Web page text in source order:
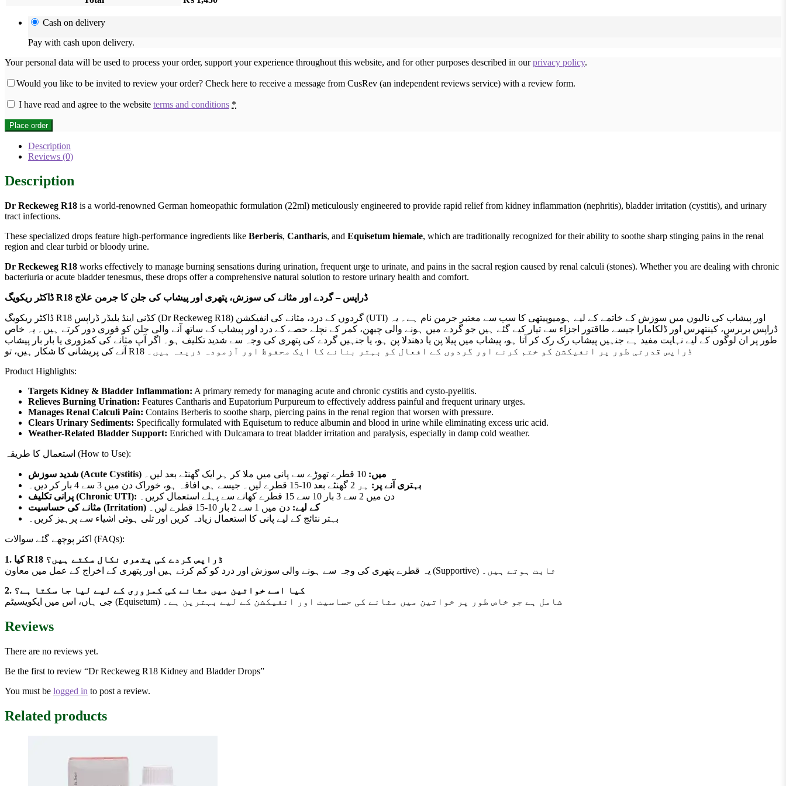
Cash on delivery
Pay with cash upon delivery.
Your personal data will be used to process your order, support your experience throughout this website, and for other purposes described in ourprivacy policy.
Would you like to be invited to review your order? Check here to receive a message from CusRev (an independent reviews service) with a review form.
I have read and agree to the website terms and conditions *
Place order
Description
Reviews (0)
Description
Dr Reckeweg R18 is a world-renowned German homeopathic formulation (22ml) meticulously engineered to provide rapid relief from kidney inflammation (nephritis), bladder irritation (cystitis), and urinary
tract infections.
These specialized drops feature high-performance ingredients like Berberis, Cantharis, and Equisetum hiemale, which are traditionally recognized for their ability to soothe sharp stinging pains in the renal
region and clear turbid or bloody urine.
Dr Reckeweg R18 works effectively to manage burning sensations during urination, frequent urge to urinate, and pains in the sacral region caused by renal calculi (stones). Whether you are dealing with chronic
bacteriuria or acute bladder tenesmus, these drops offer a comprehensive natural solution to restore urinary health and comfort.
ڈاکٹر ریکویگ R18 ڈراپس – گردے اور مثانے کی سوزش، پتھری اور پیشاب کی جلن کا جرمن علاج
ڈاکٹر ریکویگ R18 کڈنی اینڈ بلیڈر ڈراپس (Dr Reckeweg R18) گردوں کے درد، مثانے کی انفیکشن (UTI) اور پیشاب کی نالیوں میں سوزش کے خاتمے کے لیے ہومیوپیتھی کا سب سے معتبر جرمن نام ہے۔ یہ
ڈراپس بربرس، کینتھرس اور ڈلکامارا جیسے طاقتور اجزاء سے تیار کیے گئے ہیں جو گردے میں ہونے والی چبھن، کمر کے نچلے حصے کے درد اور پیشاب کے ساتھ آنے والی جلن کو فوری دور کرتے ہیں۔ یہ خاص
طور پر ان لوگوں کے لیے نہایت مفید ہے جنہیں پیشاب رک رک کر آتا ہو، پیشاب میں پیلا پن یا دھندلا پن ہو، یا جنہیں گردے کی پتھری کی وجہ سے شدید تکلیف ہو۔ اگر آپ مثانے کی کمزوری یا بار بار پیشاب
آنے کی پریشانی کا شکار ہیں، تو R18 ڈراپس قدرتی طور پر انفیکشن کو ختم کرنے اور گردوں کے افعال کو بہتر بنانے کا ایک محفوظ اور آزمودہ ذریعہ ہیں۔
Product Highlights:
Targets Kidney & Bladder Inflammation: A primary remedy for managing acute and chronic cystitis and cysto-pyelitis.
Relieves Burning Urination: Features Cantharis and Eupatorium Purpureum to effectively address painful and frequent urinary urges.
Manages Renal Calculi Pain: Contains Berberis to soothe sharp, piercing pains in the renal region that worsen with pressure.
Clears Urinary Sediments: Specifically formulated with Equisetum to reduce albumin and blood in urine while eliminating excess uric acid.
Weather-Related Bladder Support: Enriched with Dulcamara to treat bladder irritation and paralysis, especially in damp cold weather.
استعمال کا طریقہ (How to Use):
شدید سوزش (Acute Cystitis) میں:
بہتری آنے پر: ہر 2 گھنٹے بعد 10-15 قطرے لیں۔ جیسے ہی افاقہ ہو، خوراک دن میں 3 سے 4 بار کر دیں۔
پرانی تکلیف (Chronic UTI):
دن میں 2 سے 3 بار 10 سے 15 قطرے کھانے سے پہلے استعمال کریں۔
مثانے کی حساسیت (Irritation) کے لیے: دن میں 1 سے 2 بار 10-15 قطرے لیں۔
بہتر نتائج کے لیے پانی کا استعمال زیادہ کریں اور تلی ہوئی اشیاء سے پرہیز کریں۔
اکثر پوچھے گئے سوالات (FAQs):
1. کیا R18 ڈراپس گردے کی پتھری نکال سکتے ہیں؟
یہ قطرے پتھری کی وجہ سے ہونے والی سوزش اور درد کو کم کرتے ہیں اور پتھری کے اخراج کے عمل میں معاون (Supportive) ثابت ہوتے ہیں۔
2. کیا اسے خواتین میں مثانے کی کمزوری کے لیے لیا جا سکتا ہے؟
جی ہاں، اس میں ایکویسیٹم (Equisetum) شامل ہے جو خاص طور پر خواتین میں مثانے کی حساسیت اور انفیکشن کے لیے بہترین ہے۔
Reviews
There are no reviews yet.
Be the first to review “Dr Reckeweg R18 Kidney and Bladder Drops”
You must be logged in to post a review.
Related products